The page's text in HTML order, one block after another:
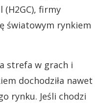
firmy
światowym rynkiem
strefa w grach i
dochodziła nawet
rynku. Jeśli chodzi